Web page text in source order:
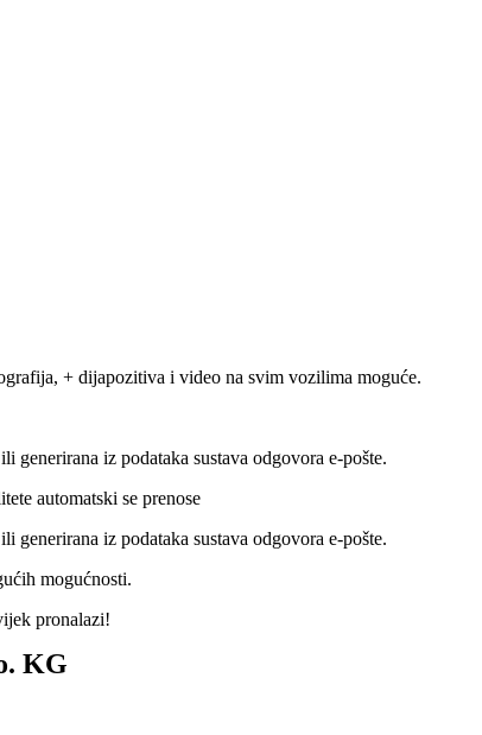
+ dijapozitiva i video na svim vozilima moguće.
generirana iz podataka sustava odgovora e-pošte.
automatski se prenose
generirana iz podataka sustava odgovora e-pošte.
mogućnosti.
pronalazi!
KG